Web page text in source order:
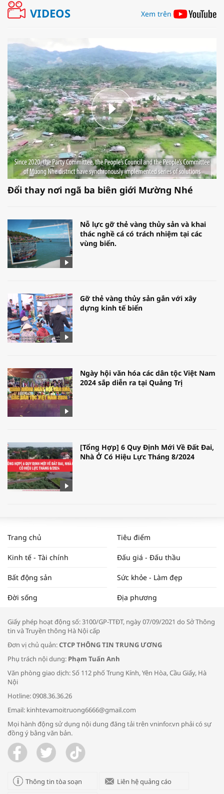
VIDEOS Xem trên
Đổi thay nơi ngã ba biên giới Mường Nhé
Nỗ lực gỡ thẻ vàng thủy sản và khai
thác nghề cá có trách nhiệm tại các
vùng biển.
Gỡ thẻ vàng thủy sản gắn với xây
dựng kinh tế biển
Ngày hội văn hóa các dân tộc Việt Nam
2024 sắp diễn ra tại Quảng Trị
[Tổng Hợp] 6 Quy Định Mới Về Đất Đai,
Nhà Ở Có Hiệu Lực Tháng 8/2024
NAM NĂM 2024 VÀ NĂM 2025 | NHỊP
ĐẬP THỊ TRƯỜNG #62
Tọa đàm “Xúc tiến thương mại: Khơi
Bác sĩ tư vấn cách phòng tránh bệnh
đường hô hấp trong thời tiết giao mùa
Trao yêu thương cho em
Trang chủ Tiêu điểm
Kinh tế - Tài chính Đấu giá - Đấu thầu
Bất động sản Sức khỏe - Làm đẹp
Đời sống Địa phương
Giấy phép hoạt động số: 3100/GP-TTĐT, ngày 07/09/2021 do Sở Thông
tin và Truyền thông Hà Nội cấp
Đơn vị chủ quản:CTCP THÔNG TIN TRUNG ƯƠNG
Phụ trách nội dung: Phạm Tuấn Anh
Văn phòng giao dịch: Số 112 phố Trung Kính, Yên Hòa, Cầu Giấy, Hà
Nội
Hotline: 0908.36.36.26
Email: kinhtevamoitruong6666@gmail.com
Mọi hành động sử dụng nội dung đăng tải trên vninfor.vn phải có sự
đồng ý bằng văn bản.
Thông tin tòa soạn Liên hệ quảng cáo